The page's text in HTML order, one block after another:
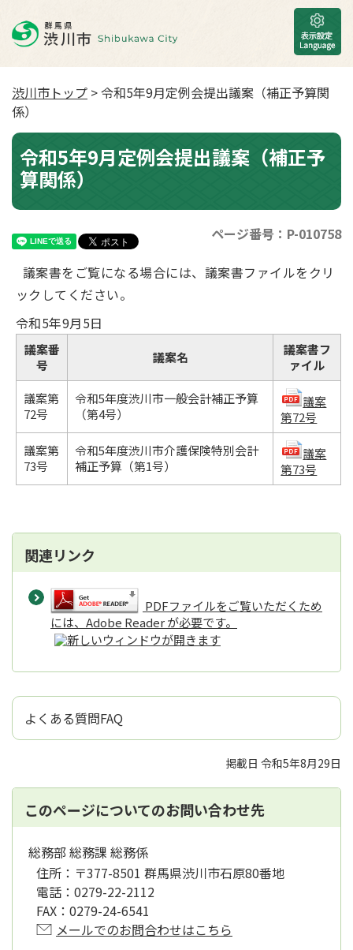
渋川市トップ > 令和5年9月定例会提出議案（補正予算関
係）
令和5年9月定例会提出議案（補正予
算関係）
ページ番号：P-010758
議案書をご覧になる場合には、議案書ファイルをクリ
ックしてください。
令和5年9月5日
議案番
号
議案名
議案書フ
ァイル
議案第
72号
令和5年度渋川市一般会計補正予算
（第4号）
議案
第72号
議案第
73号
令和5年度渋川市介護保険特別会計
補正予算（第1号）
議案
第73号
関連リンク
PDFファイルをご覧いただくため
には、Adobe Reader が必要です。
よくある質問FAQ
掲載日 令和5年8月29日
このページについてのお問い合わせ先
総務部 総務課 総務係
住所： 〒377-8501 群馬県渋川市石原80番地
電話： 0279-22-2112
FAX： 0279-24-6541
メールでのお問合わせはこちら